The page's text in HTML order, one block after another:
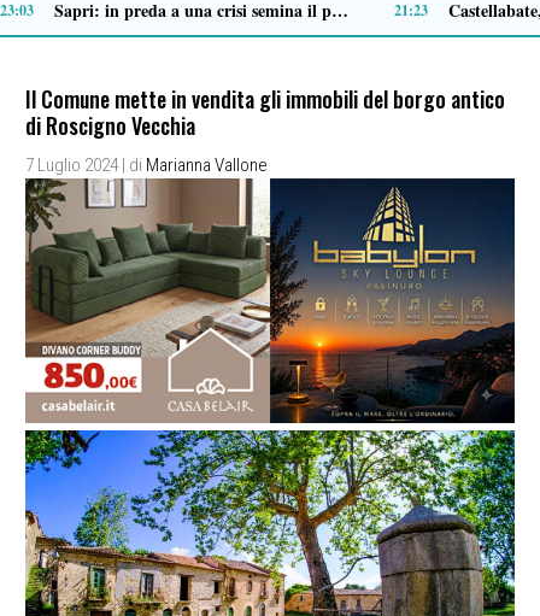
14:51 14:49
Il Comune mette in vendita gli immobili del borgo antico
di Roscigno Vecchia
7 Luglio 2024 | di Marianna Vallone